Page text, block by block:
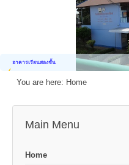
อาคารเรียนสองชั้น
You are here: Home
Main Menu
Home